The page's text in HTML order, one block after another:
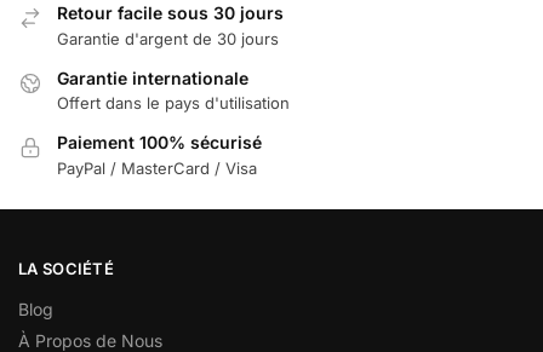
Retour facile sous 30 jours
Garantie d'argent de 30 jours
Garantie internationale
Offert dans le pays d'utilisation
Paiement 100% sécurisé
PayPal / MasterCard / Visa
LA SOCIÉTÉ
Blog
À Propos de Nous